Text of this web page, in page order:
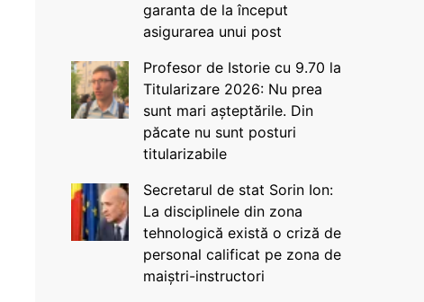
garanta de la început
asigurarea unui post
Profesor de Istorie cu 9.70 la
Titularizare 2026: Nu prea
sunt mari așteptările. Din
păcate nu sunt posturi
titularizabile
Secretarul de stat Sorin Ion:
La disciplinele din zona
tehnologică există o criză de
personal calificat pe zona de
maiștri-instructori